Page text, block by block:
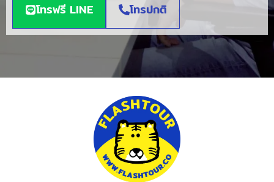
โทรฟรี LINE โทรปกติ